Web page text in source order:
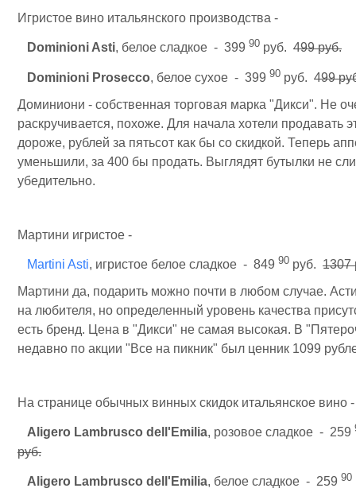
Игристое вино итальянского производства -
Dominioni Asti, белое сладкое - 399 90 руб. 499 руб.
Dominioni Prosecco, белое сухое - 399 90 руб. 499
Доминиони - собственная торговая марка "Дикси". Не
раскручивается, похоже. Для начала хотели продавать
дороже, рублей за пятьсот как бы со скидкой. Теперь
уменьшили, за 400 бы продать. Выглядят бутылки не
убедительно.
Мартини игристое -
Martini Asti, игристое белое сладкое - 849 90 руб. 1307
Мартини да, подарить можно почти в любом случае.
на любителя, но определенный уровень качества
есть бренд. Цена в "Дикси" не самая высокая. В
недавно по акции "Все на пикник" был ценник 1099
На странице обычных винных скидок итальянское вино -
Aligero Lambrusco dell'Emilia, розовое сладкое - 259
руб.
Aligero Lambrusco dell'Emilia, белое сладкое - 259 90